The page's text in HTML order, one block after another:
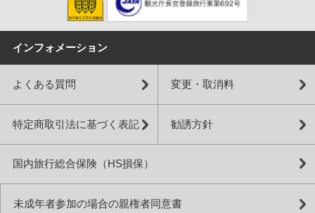
インフォメーション
よくある質問 変更・取消料
特定商取引法に基づく表記 勧誘方針
国内旅行総合保険（HS損保）
未成年者参加の場合の親権者同意書